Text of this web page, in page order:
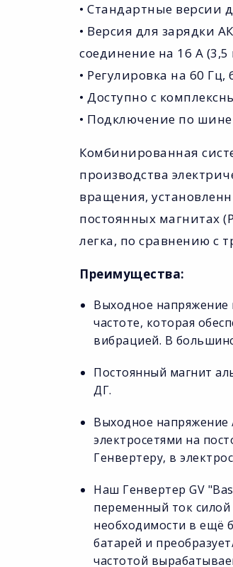
• Стандартные версии
• Версия для зарядки
соединение на 16 A (3,5
• Регулировка на 60
• Доступно с
• Подключение по
Комбинированная
производства
вращения,
постоянных магнитах
легка, по сравнению с
Преимущества:
Выходное напряжение
частоте, которая
вибрацией. В
Постоянный магнит
ДГ.
Выходное напряжение
электросетями на
Генвертеру, в
Наш Генвертер GV
переменный ток силой
необходимости в ещё
батарей и
частотой